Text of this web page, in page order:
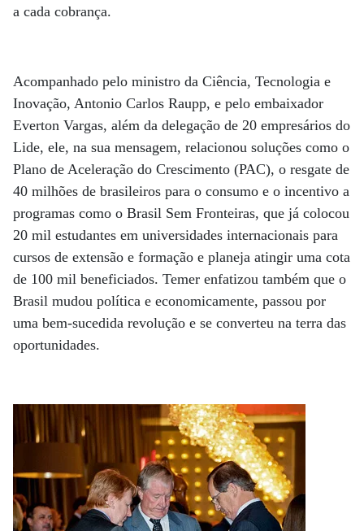
a cada cobrança.
Acompanhado pelo ministro da Ciência, Tecnologia e
Inovação, Antonio Carlos Raupp, e pelo embaixador
Everton Vargas, além da delegação de 20 empresários do
Lide, ele, na sua mensagem, relacionou soluções como o
Plano de Aceleração do Crescimento (PAC), o resgate de
40 milhões de brasileiros para o consumo e o incentivo a
programas como o Brasil Sem Fronteiras, que já colocou
20 mil estudantes em universidades internacionais para
cursos de extensão e formação e planeja atingir uma cota
de 100 mil beneficiados. Temer enfatizou também que o
Brasil mudou política e economicamente, passou por
uma bem-sucedida revolução e se converteu na terra das
oportunidades.